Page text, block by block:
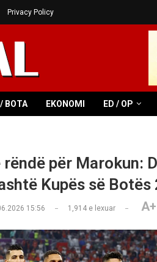
Privacy Policy
BOTA EKONOMI ED / OP
për Marokun:
Kupës së Botës
15:56 1,914e lexuar A+